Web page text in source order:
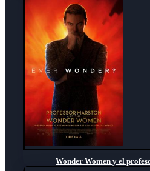
Wonder Women y el